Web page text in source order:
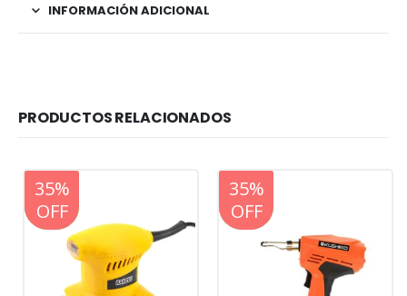
INFORMACIÓN ADICIONAL
PRODUCTOS RELACIONADOS
20%
OFF
35%
OFF
20%
OFF
35%
OFF